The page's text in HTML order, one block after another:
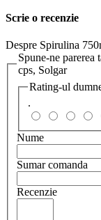
Scrie o recenzie
Despre Spirulina
Spune-ne parerea
cps, Solgar
Rating-ul
.
Nume
Sumar comanda
Recenzie